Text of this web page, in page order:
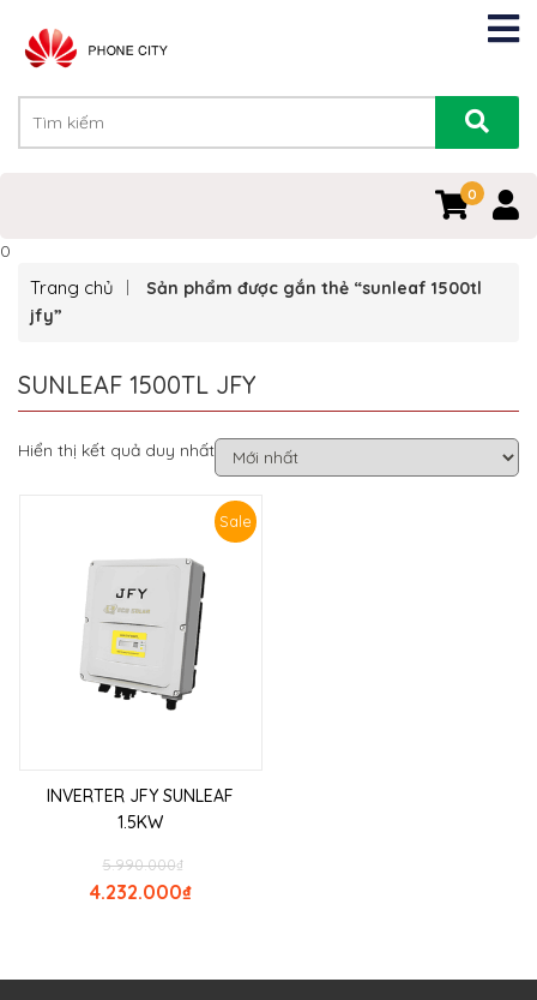
0
0
Trang chủ
Sản phẩm được gắn thẻ “sunleaf 1500tl
jfy”
SUNLEAF 1500TL JFY
Hiển thị kết quả duy nhất
Sale
INVERTER JFY SUNLEAF
1.5KW
₫
5.990.000
₫
4.232.000